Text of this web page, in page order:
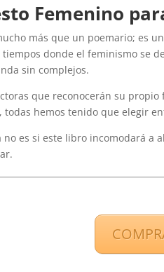
Femenino
más que un poemario; es
donde el feminismo se
sin complejos.
que reconocerán su
todas hemos tenido que elegir
es si este libro incomodará a